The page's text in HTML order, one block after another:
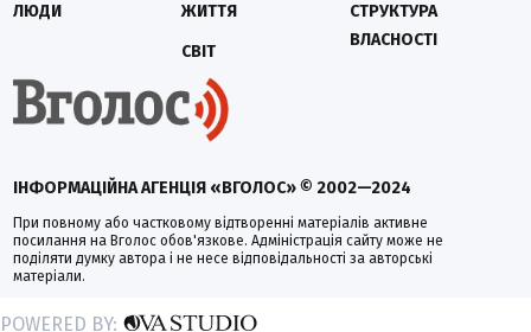
ІНФОРМАЦІЙНА АГЕНЦІЯ «ВГОЛОС» © 2002—2024
При повному або частковому відтворенні матеріалів активне
посилання на Вголос обов'язкове. Адміністрація сайту може не
поділяти думку автора і не несе відповідальності за авторські
матеріали.
ЛЮДИ
ЖИТТЯ
СВІТ
СТРУКТУРА
ВЛАСНОСТІ
POWERED BY: